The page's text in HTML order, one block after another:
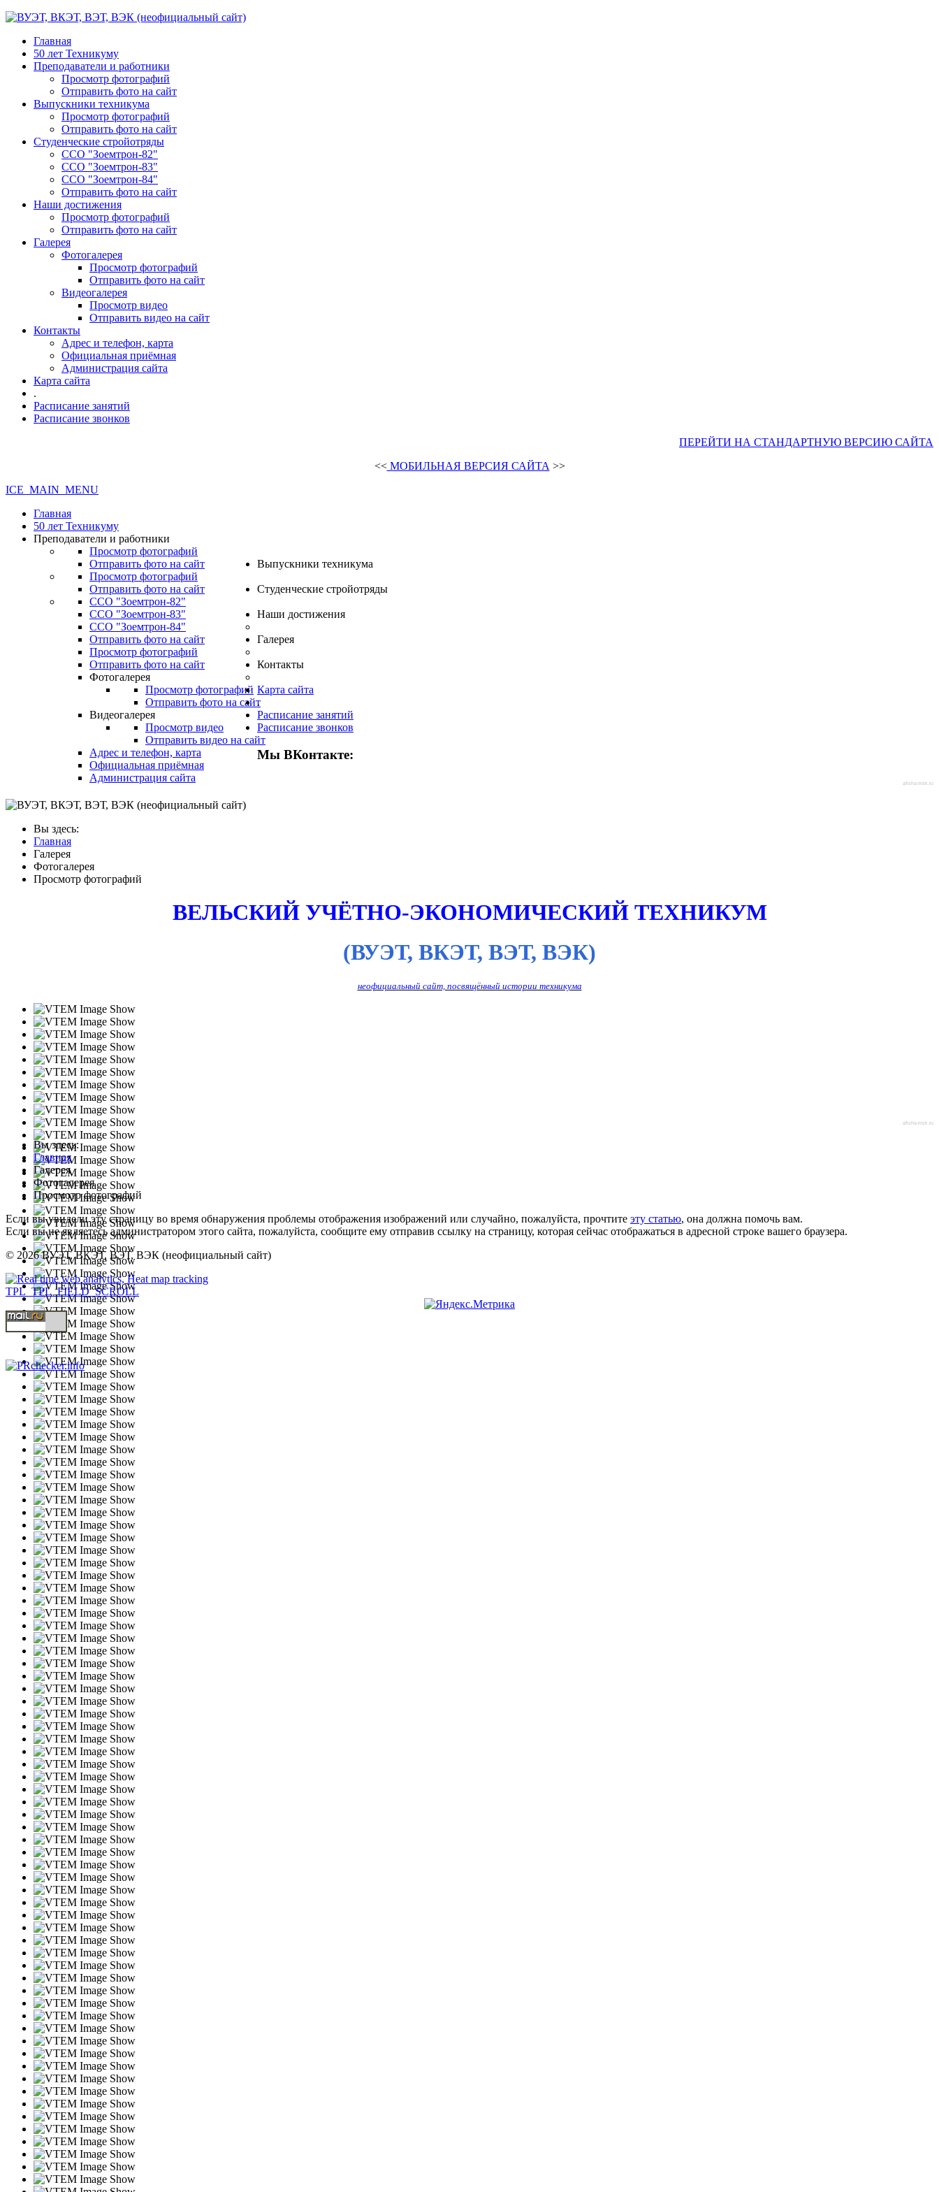
Главная
50 лет Техникуму
Преподаватели и работники
Просмотр фотографий
Отправить фото на сайт
Выпускники техникума
Просмотр фотографий
Отправить фото на сайт
Студенческие стройотряды
ССО "Зоемтрон-82"
ССО "Зоемтрон-83"
ССО "Зоемтрон-84"
Отправить фото на сайт
Наши достижения
Просмотр фотографий
Отправить фото на сайт
Галерея
Фотогалерея
Просмотр фотографий
Отправить фото на сайт
Видеогалерея
Просмотр видео
Отправить видео на сайт
Контакты
Адрес и телефон, карта
Официальная приёмная
Администрация сайта
Карта сайта
.
Расписание занятий
Расписание звонков
ПЕРЕЙТИ НА СТАНДАРТНУЮ ВЕРСИЮ САЙТА
<<МОБИЛЬНАЯ ВЕРСИЯ САЙТА >>
ICE_MAIN_MENU
Главная
50 лет Техникуму
Преподаватели и работники
Просмотр фотографий
Отправить фото на сайт
Выпускники техникума
Просмотр фотографий
Отправить фото на сайт
Студенческие стройотряды
ССО "Зоемтрон-82"
ССО "Зоемтрон-83"
ССО "Зоемтрон-84"
Отправить фото на сайт
Наши достижения
Просмотр фотографий
Отправить фото на сайт
Галерея
Фотогалерея
Просмотр фотографий
Отправить фото на сайт
Видеогалерея
Просмотр видео
Отправить видео на сайт
Контакты
Адрес и телефон, карта
Официальная приёмная
Администрация сайта
Карта сайта
.
Расписание занятий
Расписание звонков
Мы ВКонтакте:
afisha-msk.ru
Вы здесь:
Главная
Галерея
Фотогалерея
Просмотр фотографий
ВЕЛЬСКИЙ УЧЁТНО-ЭКОНОМИЧЕСКИЙ ТЕХНИКУМ
(ВУЭТ, ВКЭТ, ВЭТ, ВЭК)
неофициальный сайт, посвящённый истории техникума
afisha-msk.ru
Вы здесь:
Главная
Галерея
Фотогалерея
Просмотр фотографий
Если вы увидели эту страницу во время обнаружения проблемы отображения изображений или случайно, пожалуйста, прочтите эту статью, она должна помочь вам.
Если вы не являетесь администратором этого сайта, пожалуйста, сообщите ему отправив ссылку на страницу, которая сейчас отображаться в адресной строке вашего браузера.
© 2026 ВУЭТ, ВКЭТ, ВЭТ, ВЭК (неофициальный сайт)
TPL_TPL_FIELD_SCROLL